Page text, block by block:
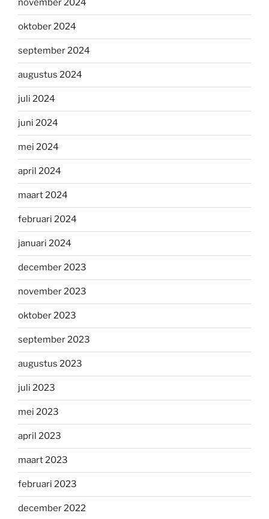
november 2024
oktober 2024
september 2024
augustus 2024
juli 2024
juni 2024
mei 2024
april 2024
maart 2024
februari 2024
januari 2024
december 2023
november 2023
oktober 2023
september 2023
augustus 2023
juli 2023
mei 2023
april 2023
maart 2023
februari 2023
december 2022